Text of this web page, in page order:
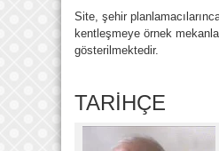
Site, şehir
kentleşmeye örnek
gösterilmektedir.
TARİHÇE